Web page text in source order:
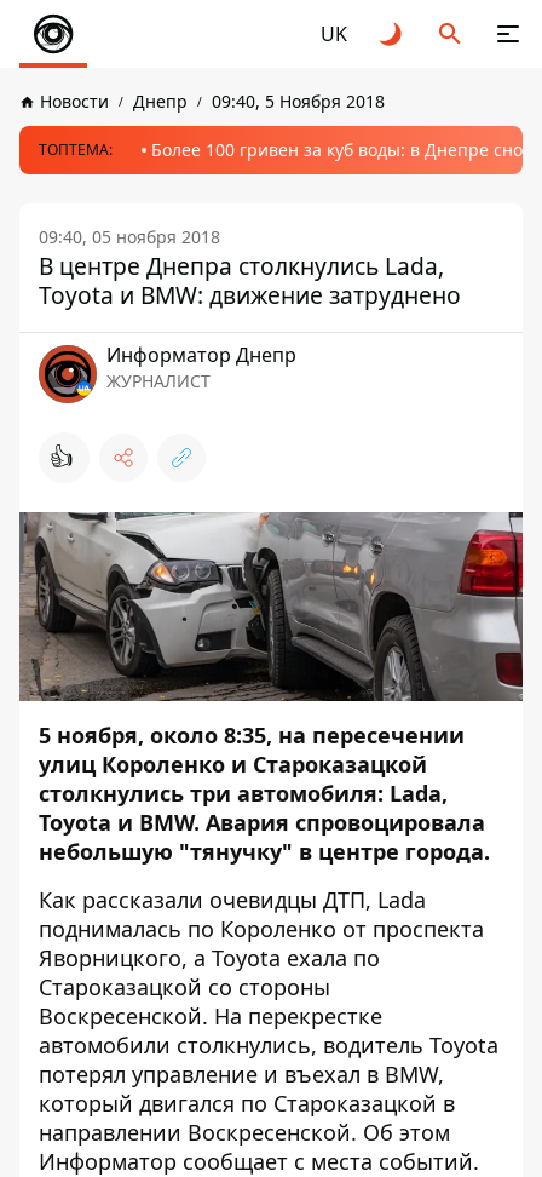
UK
Новости Днепр 09:40, 5 Ноября 2018
ТОПТЕМА: Более 100 гривен за куб воды: в Днепре
09:40, 05 ноября 2018
В центре Днепра столкнулись Lada,
Toyota и BMW: движение затруднено
Информатор Днепр
ЖУРНАЛИСТ
👍
5 ноября, около 8:35, на пересечении
улиц Короленко и Староказацкой
столкнулись три автомобиля: Lada,
Toyota и BMW. Авария спровоцировала
небольшую "тянучку" в центре города.
Как рассказали очевидцы ДТП, Lada
поднималась по Короленко от проспекта
Яворницкого, а Toyota ехала по
Староказацкой со стороны
Воскресенской. На перекрестке
автомобили столкнулись, водитель Toyota
потерял управление и въехал в BMW,
который двигался по Староказацкой в
направлении Воскресенской. Об этом
Информатор сообщает с места событий.